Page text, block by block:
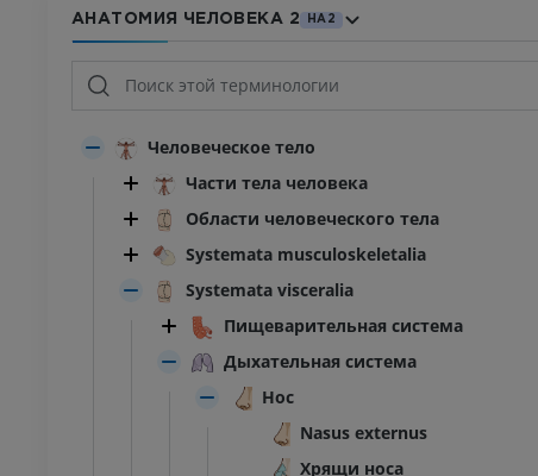
АНАТОМИЯ ЧЕЛОВЕКА 2 HA2
Человеческое тело
Части тела человека
Области человеческого тела
Systemata musculoskeletalia
Systemata visceralia
Пищеварительная система
Дыхательная система
Нос
Nasus externus
Хрящи носа